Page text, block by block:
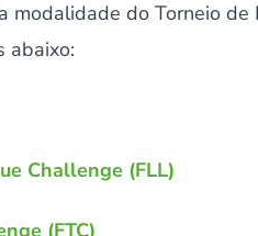
modalidade do Torneio
abaixo:
Challenge (FLL)
(FTC)